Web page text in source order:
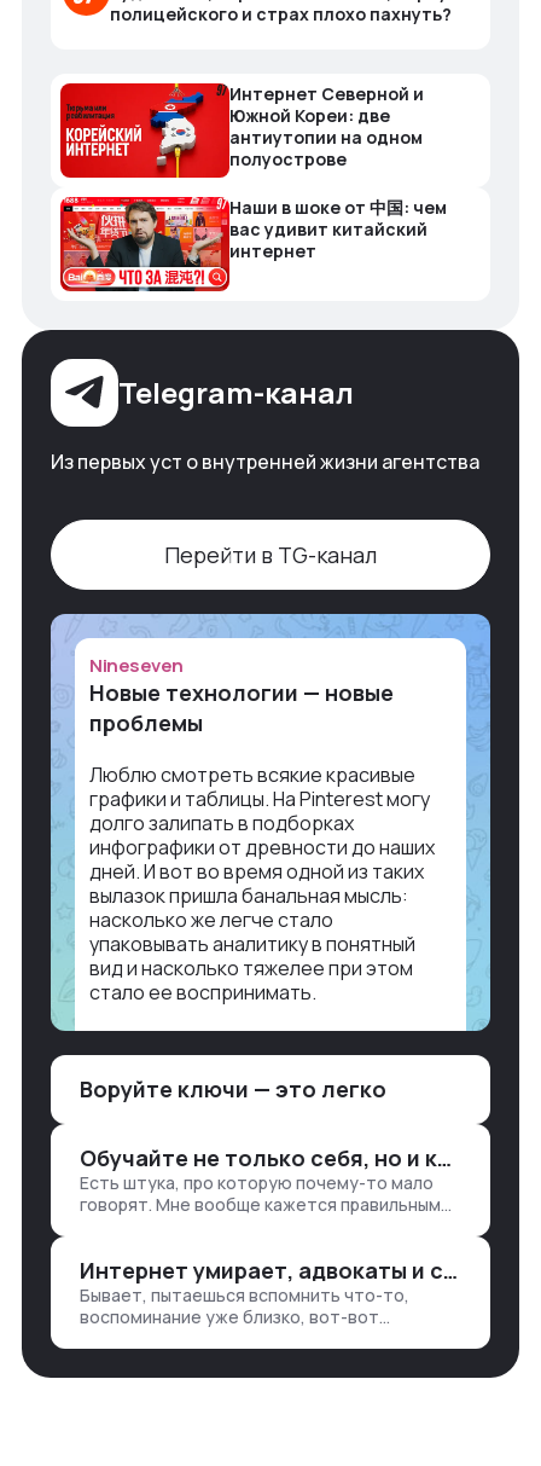
полицейского и страх плохо пахнуть?
Интернет Северной и
Южной Кореи: две
антиутопии на одном
полуострове
Наши в шоке от 中国: чем
вас удивит китайский
интернет
Telegram-канал
Из первых уст о внутренней жизни агентства
Перейти в TG-канал
Nineseven
Новые технологии — новые
проблемы
Люблю смотреть всякие красивые
графики и таблицы. На Pinterest могу
долго залипать в подборках
инфографики от древности до наших
дней. И вот во время одной из таких
вылазок пришла банальная мысль:
насколько же легче стало
упаковывать аналитику в понятный
вид и насколько тяжелее при этом
стало ее воспринимать.
Объясню в разрезе нашей работы.
Чтобы создать дашборд со всякой
аналитикой лет 15 назад, нужно было:
продажи, заявки, прогресс по проекту
— все ручками
Воруйте ключи — это легко
Обучайте не только себя, но и клиентов
Есть штука, про которую почему-то мало
говорят. Мне вообще кажется правильным
хватаешь у клиента: е…
Интернет умирает, адвокаты и судьи в растерянности, а я хочу песню
Бывает, пытаешься вспомнить что-то,
воспоминание уже близко, вот-вот
неделями, если сильно не повезе…